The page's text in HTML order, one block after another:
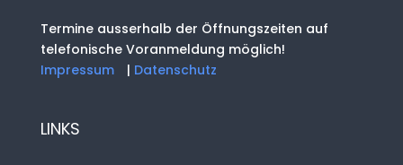
Termine ausserhalb der Öffnungszeiten auf
telefonische Voranmeldung möglich!
Impressum
| Datenschutz
LINKS